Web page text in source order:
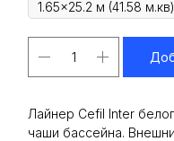
Лайнер Cefil Inter
чаши бассейна.